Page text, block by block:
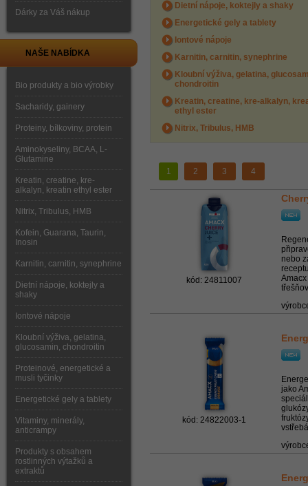
Dietní nápoje, koktejly a shaky
Energetické gely a tablety
Iontové nápoje
Karnitin, carnitin, synephrine
Kloubní výživa, gelatina,
chondroitin
Kreatin, creatine, kre-alkalyn,
ethyl ester
Nitrix, Tribulus, HMB
1 2 3 4
kód: 24811007
nebo
kód: 24822003-1
jako
Dárky za Váš nákup
NAŠE NABÍDKA
Bio produkty a bio výrobky
Sacharidy, gainery
Proteiny, bílkoviny, protein
Aminokyseliny, BCAA, L-
Glutamine
Kreatin, creatine, kre-
alkalyn, kreatin ethyl ester
Nitrix, Tribulus, HMB
Kofein, Guarana, Taurin,
Inosin
Karnitin, carnitin, synephrine
Dietní nápoje, koktejly a
shaky
Iontové nápoje
Kloubní výživa, gelatina,
glucosamin, chondroitin
Proteinové, energetické a
musli tyčinky
Energetické gely a tablety
Vitaminy, minerály,
anticrampy
Produkty s obsahem
rostlinných výtažků a
extraktů